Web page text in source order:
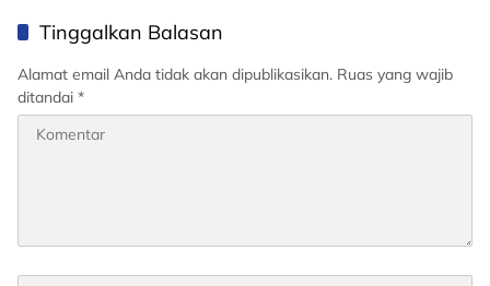
Tinggalkan Balasan
Alamat email Anda tidak akan dipublikasikan. Ruas yang wajib
ditandai *